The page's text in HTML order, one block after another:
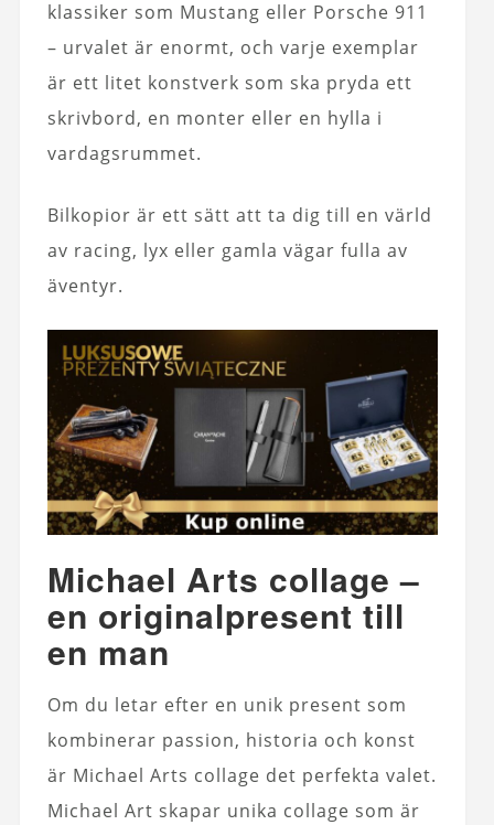
klassiker som Mustang eller Porsche 911
– urvalet är enormt, och varje exemplar
är ett litet konstverk som ska pryda ett
skrivbord, en monter eller en hylla i
vardagsrummet.
Bilkopior är ett sätt att ta dig till en värld
av racing, lyx eller gamla vägar fulla av
äventyr.
Michael Arts collage –
en originalpresent till
en man
Om du letar efter en unik present som
kombinerar passion, historia och konst
är Michael Arts collage det perfekta valet.
Michael Art skapar unika collage som är